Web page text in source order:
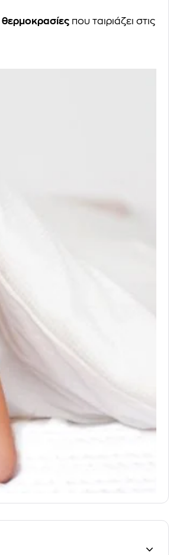
θερμοκρασίες που ταιριάζει στις